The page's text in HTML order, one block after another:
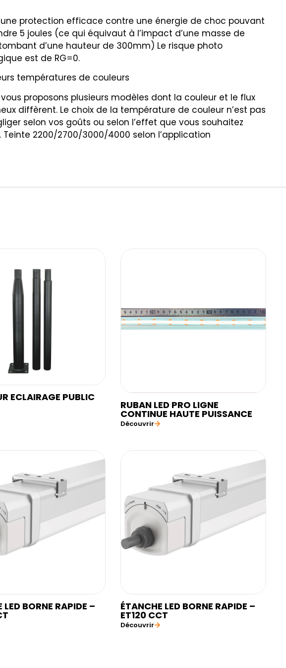
protection efficace contre une énergie de choc pouvant
5 joules (ce qui équivaut à l’impact d’une masse de
tombant d’une hauteur de 300mm) Le risque photo
est de RG=0.
températures de couleurs
vous proposons plusieurs modèles dont la couleur et le flux
diffèrent. Le choix de la température de couleur n’est pas
selon vos goûts ou selon l’effet que vous souhaitez
Teinte 2200/2700/3000/4000 selon l’application
ECLAIRAGE PUBLIC
RUBAN LED PRO LIGNE
CONTINUE HAUTE PUISSANCE
Découvrir
LED BORNE RAPIDE – ÉTANCHE LED BORNE RAPIDE –
ET120 CCT
Découvrir